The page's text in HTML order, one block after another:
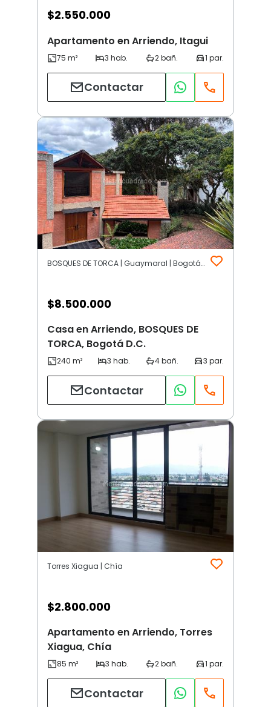
$2.550.000
Apartamento en Arriendo, Itagui
Contactar
BOSQUES DE TORCA | Guaymaral | Bogotá D.C.
$8.500.000
Casa en Arriendo, BOSQUES DE
TORCA, Bogotá D.C.
Contactar
Torres Xiagua | Chía
$2.800.000
Apartamento en Arriendo, Torres
Xiagua, Chía
Contactar